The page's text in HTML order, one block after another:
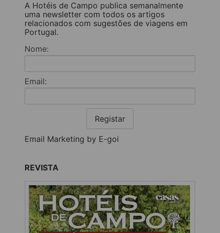
A Hotéis de Campo publica semanalmente
uma newsletter com todos os artigos
relacionados com sugestões de viagens em
Portugal.
Nome:
Email:
Registar
Email Marketing by E-goi
REVISTA